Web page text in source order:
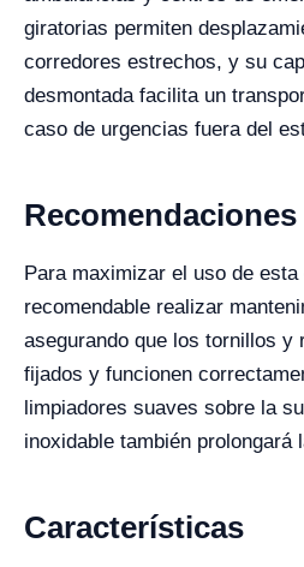
giratorias permiten
corredores estrechos, y su
desmontada facilita un
caso de urgencias fuera del
Recomendaciones
Para maximizar el uso de
recomendable realizar
asegurando que los tornillos y
fijados y funcionen
limpiadores suaves sobre la
inoxidable también prolongará
Características